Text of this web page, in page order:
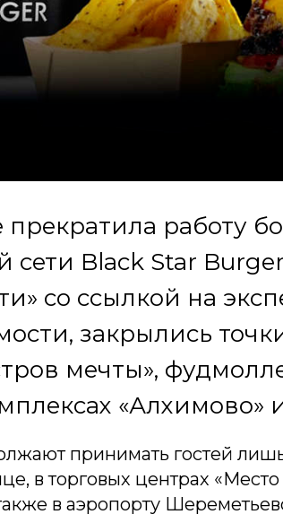
прекратила работу
сети Black Star
со ссылкой на
закрылись
мечты»,
«Алхимово»
принимать гостей
в торговых центрах
в аэропорту